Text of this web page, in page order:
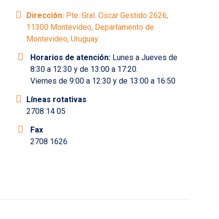
Dirección: Pte. Gral. Oscar Gestido 2626,
11300 Montevideo, Departamento de
Montevideo, Uruguay.
Horarios de atención: Lunes a Jueves de
8:30 a 12:30 y de 13:00 a 17:20.
Viernes de 9:00 a 12:30 y de 13:00 a 16:50
Líneas rotativas
2708 14 05
Fax
2708 1626